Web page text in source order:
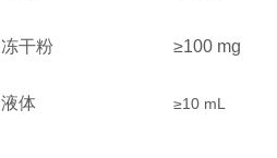
冻干粉 ≥100 mg
液体 ≥10 mL